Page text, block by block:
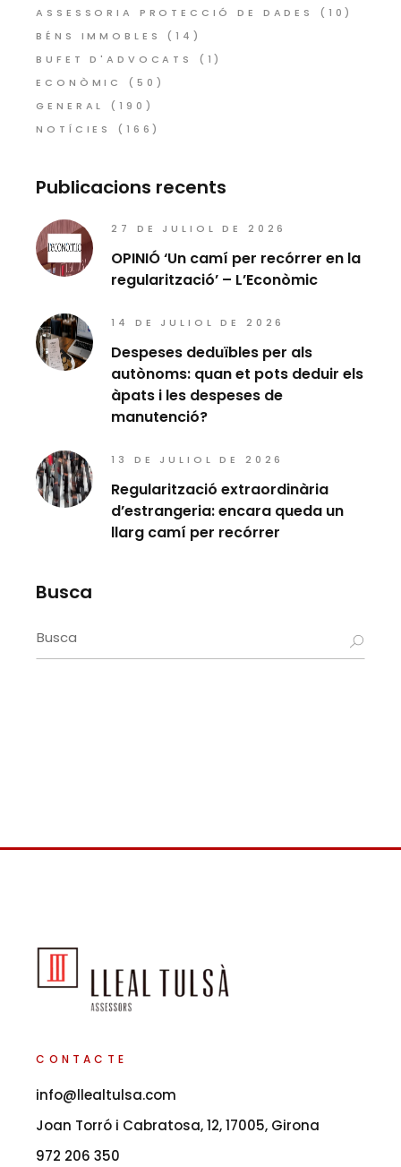
ASSESSORIA PROTECCIÓ DE DADES
(10)
BÉNS IMMOBLES
(14)
BUFET D'ADVOCATS
(1)
ECONÒMIC
(50)
GENERAL
(190)
NOTÍCIES
(166)
Publicacions recents
27 DE JULIOL DE 2026
OPINIÓ ‘Un camí per recórrer en la
regularització’ – L’Econòmic
14 DE JULIOL DE 2026
Despeses deduïbles per als
autònoms: quan et pots deduir els
àpats i les despeses de
manutenció?
13 DE JULIOL DE 2026
Regularització extraordinària
d’estrangeria: encara queda un
llarg camí per recórrer
Busca
Search
for:
CONTACTE
info@llealtulsa.com
Joan Torró i Cabratosa, 12, 17005, Girona
972 206 350